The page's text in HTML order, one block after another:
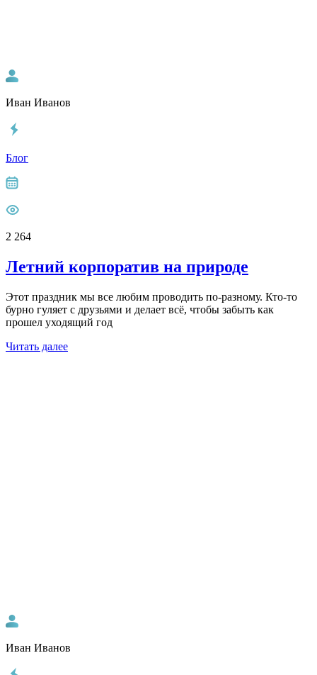
Иван Иванов
Блог
2 264
Летний корпоратив на природе
Этот праздник мы все любим проводить по-разному. Кто-то
бурно гуляет с друзьями и делает всё, чтобы забыть как
прошел уходящий год
Читать далее
Иван Иванов